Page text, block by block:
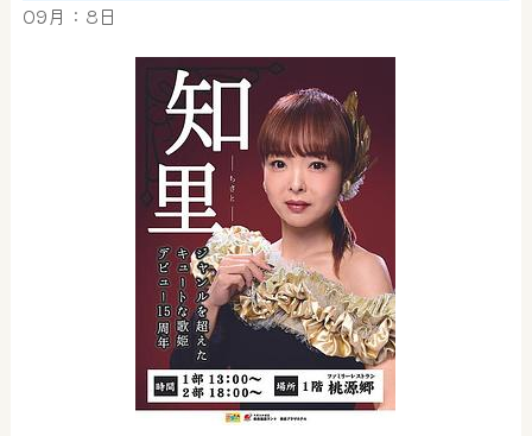
09月：8日
奈良健康ランド AIコンシェルジュです。
ご質問をお伺いします。